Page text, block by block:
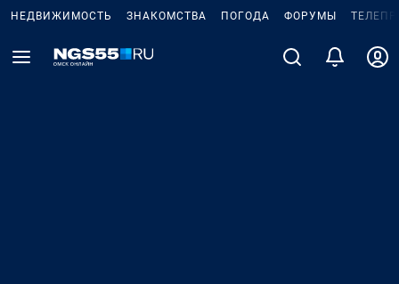
НЕДВИЖИМОСТЬ ЗНАКОМСТВА ПОГОДА ФОРУМЫ